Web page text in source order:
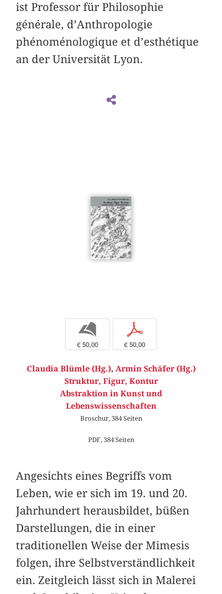
ist Professor für Philosophie
générale, d’Anthropologie
phénoménologique et d’esthétique
an der Universität Lyon.
b
€ 50,00
p
€ 50,00
Claudia Blümle (Hg.), Armin Schäfer (Hg.)
Struktur, Figur, Kontur
Abstraktion in Kunst und
Lebenswissenschaften
Broschur, 384 Seiten
PDF, 384 Seiten
Angesichts eines Begriffs vom
Leben, wie er sich im 19. und 20.
Jahrhundert herausbildet, büßen
Darstellungen, die in einer
traditionellen Weise der Mimesis
folgen, ihre Selbstverständlichkeit
ein. Zeitgleich lässt sich in Malerei